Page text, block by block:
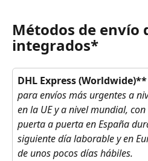
Métodos de envío
integrados*
DHL Express (Worldwide)**
para envíos más urgentes a
en la UE y a nivel mundial,
puerta a puerta en España
siguiente día laborable y en
de unos pocos días hábiles.